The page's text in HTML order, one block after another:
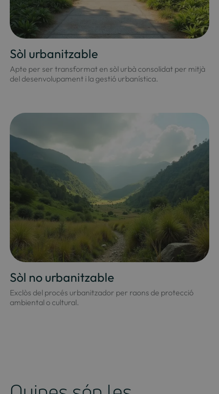
Sòl urbanitzable
Apte per ser transformat en sòl urbà consolidat per mitjà
del desenvolupament i la gestió urbanística.
Sòl no urbanitzable
Exclòs del procés urbanitzador per raons de protecció
ambiental o cultural.